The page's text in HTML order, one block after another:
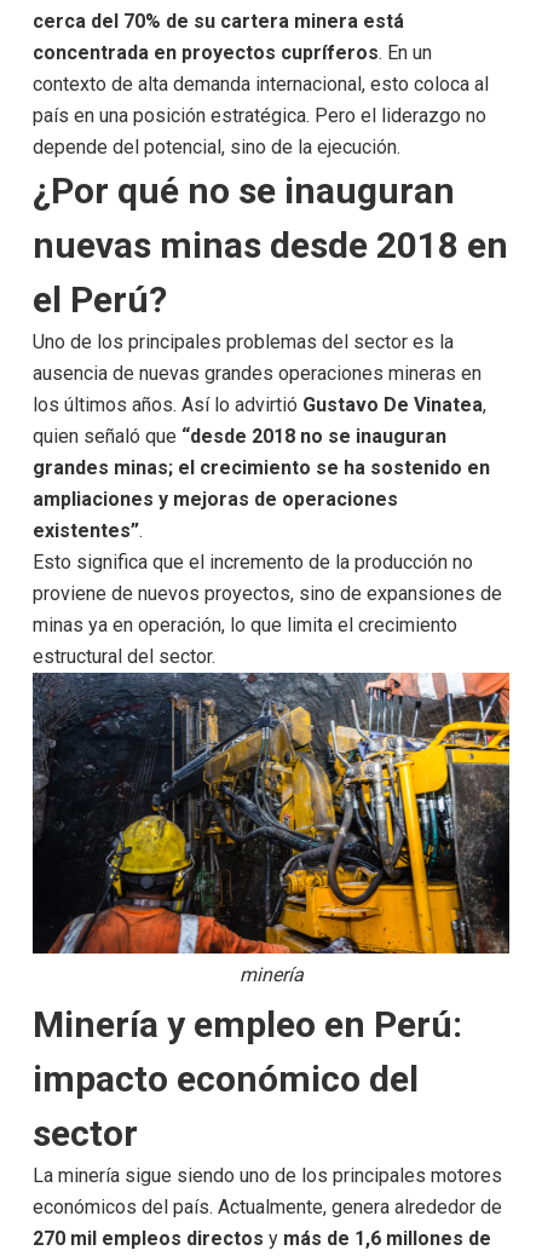
cerca del 70% de su cartera minera está
concentrada en proyectos cupríferos. En un
contexto de alta demanda internacional, esto coloca al
país en una posición estratégica. Pero el liderazgo no
depende del potencial, sino de la ejecución.
¿Por qué no se inauguran
nuevas minas desde 2018 en
el Perú?
Uno de los principales problemas del sector es la
ausencia de nuevas grandes operaciones mineras en
los últimos años. Así lo advirtió Gustavo De Vinatea,
quien señaló que “desde 2018 no se inauguran
grandes minas; el crecimiento se ha sostenido en
ampliaciones y mejoras de operaciones
existentes”.
Esto significa que el incremento de la producción no
proviene de nuevos proyectos, sino de expansiones de
minas ya en operación, lo que limita el crecimiento
estructural del sector.
minería
Minería y empleo en Perú:
impacto económico del
sector
La minería sigue siendo uno de los principales motores
económicos del país. Actualmente, genera alrededor de
270 mil empleos directosy más de 1,6 millones de